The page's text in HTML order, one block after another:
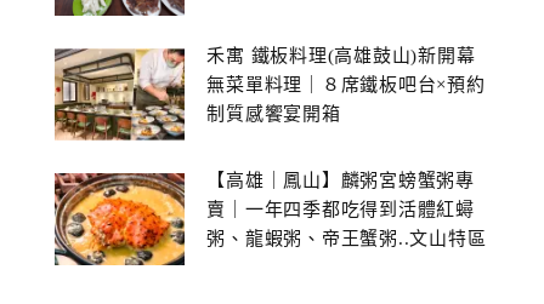
禾寓 鐵板料理(高雄鼓山)新開幕
無菜單料理｜８席鐵板吧台×預約
制質感饗宴開箱
【高雄｜鳳山】麟粥宮螃蟹粥專
賣｜一年四季都吃得到活體紅蟳
粥、龍蝦粥、帝王蟹粥..文山特區